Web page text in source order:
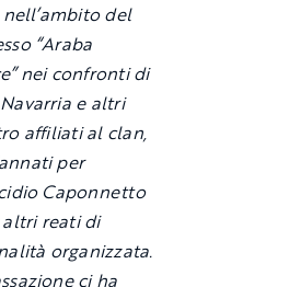
del
“Araba
nei confronti di
e altri
affiliati al clan,
per
Caponnetto
altri reati di
organizzata.
ci ha